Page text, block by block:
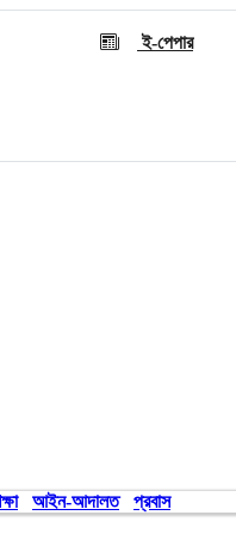
ই-পেপার
আইন-আদালত প্রবাস